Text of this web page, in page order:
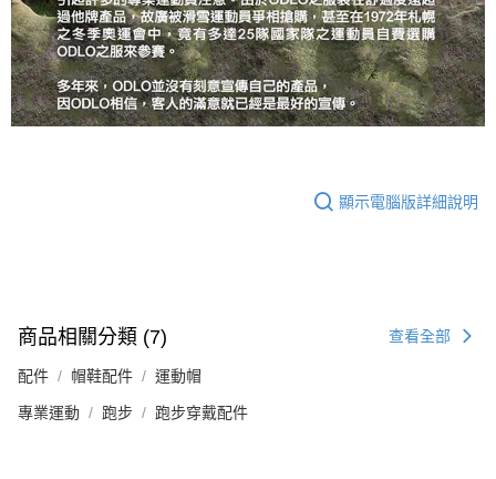
顯示電腦版詳細說明
商品相關分類 (7) 查看全部
配件 帽鞋配件 運動帽
專業運動 跑步 跑步穿戴配件